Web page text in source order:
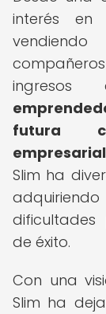
interés
ingresos
futura
Slim ha
dificultades
de éxito.
Con una
Slim ha